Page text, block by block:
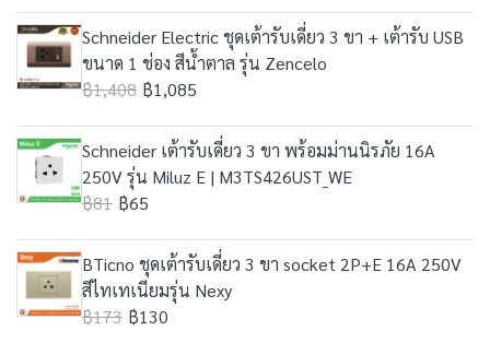
Schneider Electric ชุดเต้ารับเดี่ยว 3 ขา + เต้ารับ USB
ขนาด 1 ช่อง สีน้ำตาล รุ่น Zencelo
฿1,408 ฿1,085
Schneider เต้ารับเดี่ยว 3 ขา พร้อมม่านนิรภัย 16A
250V รุ่น Miluz E | M3TS426UST_WE
฿81 ฿65
BTicno ชุดเต้ารับเดี่ยว 3 ขา socket 2P+E 16A 250V
สีไทเทเนียมรุ่น Nexy
฿173 ฿130